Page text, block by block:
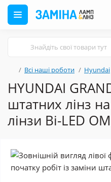
Всі наші роботи Hyundai
HYUNDAI
штатних лінз на
лінзи Bi-LED